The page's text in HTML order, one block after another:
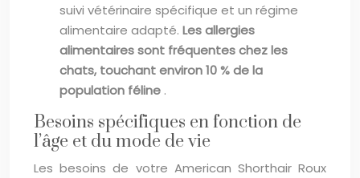
suivi vétérinaire spécifique et un régime
alimentaire adapté. Les allergies
alimentaires sont fréquentes chez les
chats, touchant environ 10 % de la
population féline .
Besoins spécifiques en fonction de
l’âge et du mode de vie
Les besoins de votre American Shorthair Roux